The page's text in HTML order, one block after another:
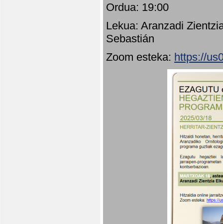
Ordua: 19:00
Lekua: Aranzadi
Sebastián
Zoom esteka: https://